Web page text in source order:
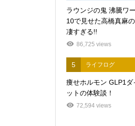
ラウンジの鬼 沸騰ワ
10で見せた高橋真麻
凄すぎる!!
86,725 views
5 ライフログ
痩せホルモン GLP1ダ
ットの体験談！
72,594 views